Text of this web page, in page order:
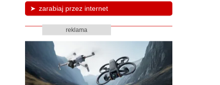
zarabiaj przez internet
reklama